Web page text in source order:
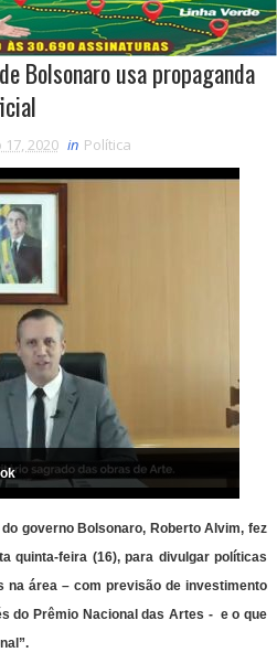
Bolsonaro usa propaganda
2020 in Política
governo Bolsonaro, Roberto Alvim, fez
quinta-feira (16), para divulgar políticas
na área – com previsão de investimento
do Prêmio Nacional das Artes - e o que